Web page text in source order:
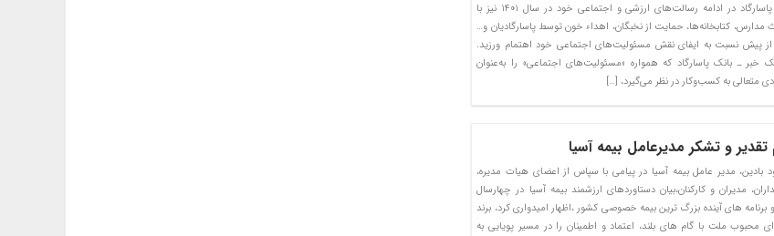
بانک پاسارگاد در ادامه رسالت‌های ارزشی و اجتماعی خود در سال ۱۴۰۱ نیز با
مدارس، کتابخانه‌ها، حمایت از نخبگان، اهداء خون توسط پاسارگادیان و…
پیش نسبت به ایفای نقش مسئولیت‌های اجتماعی خود اهتمام ورزید.
خبر ـ بانک پاسارگاد که همواره «مسئولیت‌های اجتماعی» را به‌عنوان
متعالی به کسب‌و‌کار در نظر می‌گیرد، […]
تقدیر و تشکر مدیرعامل بیمه آسیا
بادین، مدیر عامل بیمه آسیا در پیامی با سپاس از اعضای هیات مدیره،
مدیران و کارکنان،بیان دستاوردهای ارزشمند بیمه آسیا در چهارسال
برنامه های آینده بزرگ ترین بیمه خصوصی کشور ،اظهار امیدواری کرد، برند
محبوب ملت با گام های بلند، اعتماد و اطمینان را در مسیر پویایی به